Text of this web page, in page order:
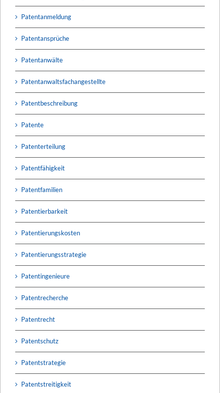
Patentanmeldung
Patentansprüche
Patentanwälte
Patentanwaltsfachangestellte
Patentbeschreibung
Patente
Patenterteilung
Patentfähigkeit
Patentfamilien
Patentierbarkeit
Patentierungskosten
Patentierungsstrategie
Patentingenieure
Patentrecherche
Patentrecht
Patentschutz
Patentstrategie
Patentstreitigkeit